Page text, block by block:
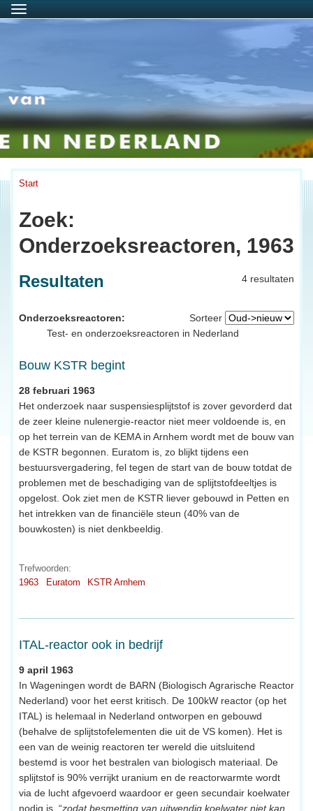
Menu
Start
Zoek:
Onderzoeksreactoren, 1963
4 resultaten
Resultaten
Sorteer
Onderzoeksreactoren:
Test- en onderzoeksreactoren in Nederland
Bouw KSTR begint
28 februari 1963
Het onderzoek naar suspensiesplijtstof is zover gevorderd dat
de zeer kleine nulenergie-reactor niet meer voldoende is, en
op het terrein van de KEMA in Arnhem wordt met de bouw van
de KSTR begonnen. Euratom is, zo blijkt tijdens een
bestuursvergadering, fel tegen de start van de bouw totdat de
problemen met de beschadiging van de splijtstofdeeltjes is
opgelost. Ook ziet men de KSTR liever gebouwd in Petten en
het intrekken van de financiële steun (40% van de
bouwkosten) is niet denkbeeldig.
Trefwoorden:
1963
Euratom KSTR Arnhem
ITAL-reactor ook in bedrijf
9 april 1963
In Wageningen wordt de BARN (Biologisch Agrarische Reactor
Nederland) voor het eerst kritisch. De 100kW reactor (op het
ITAL) is helemaal in Nederland ontworpen en gebouwd
(behalve de splijtstofelementen die uit de VS komen). Het is
een van de weinig reactoren ter wereld die uitsluitend
bestemd is voor het bestralen van biologisch materiaal. De
splijtstof is 90% verrijkt uranium en de reactorwarmte wordt
via de lucht afgevoerd waardoor er geen secundair koelwater
nodig is, “zodat besmetting van uitwendig koelwater niet kan